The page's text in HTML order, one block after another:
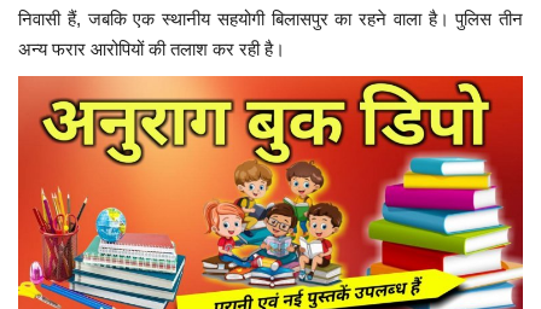
निवासी हैं, जबकि एक स्थानीय सहयोगी बिलासपुर का रहने वाला है। पुलिस तीन
अन्य फरार आरोपियों की तलाश कर रही है।